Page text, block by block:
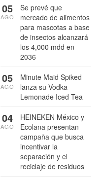
Se prevé que
mercado de alimentos
para mascotas a base
de insectos alcanzará
los 4,000 mdd en
2036
05
AGO
Minute Maid Spiked
lanza su Vodka
Lemonade Iced Tea
05
AGO
HEINEKEN México y
Ecolana presentan
campaña que busca
incentivar la
separación y el
reciclaje de residuos
04
AGO